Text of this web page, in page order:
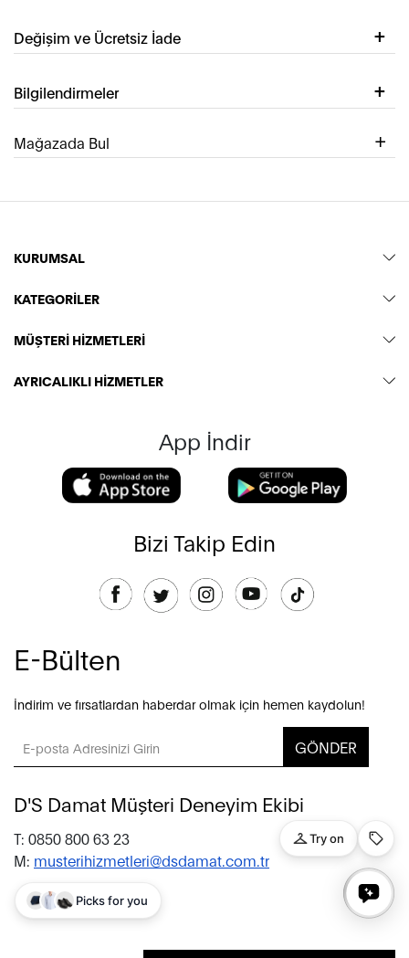
Değişim ve Ücretsiz İade
Bilgilendirmeler
Mağazada Bul
KURUMSAL
KATEGORİLER
MÜŞTERİ HİZMETLERİ
AYRICALIKLI HİZMETLER
App İndir
Bizi Takip Edin
E-Bülten
İndirim ve fırsatlardan haberdar olmak için hemen kaydolun!
GÖNDER
D'S Damat Müşteri Deneyim Ekibi
T: 0850 800 63 23
M: musterihizmetleri@dsdamat.com.tr
© 2020 D’S Damat, bütün hakları saklıdır.